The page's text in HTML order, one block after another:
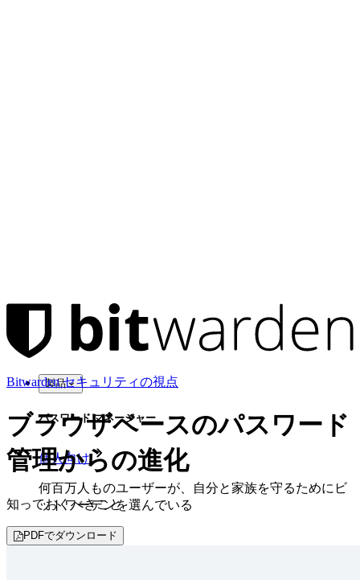
製品
パスワード マネージャー
個人向け
何百万人ものユーザーが、自分と家族を守るためにビ
ットワーデンを選んでいる
家族
Bitwarden セキュリティの視点
ブラウザベースのパスワード
管理からの進化
知っておくべきこと
PDFでダウンロード